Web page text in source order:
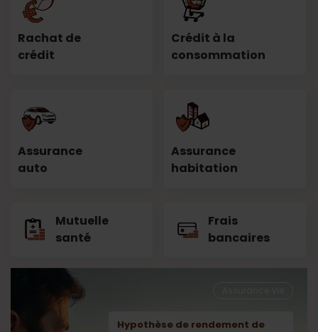
Rachat de
crédit
Crédit à la
consommation
Assurance
auto
Assurance
habitation
Mutuelle
santé
Frais
bancaires
Hypothèse de rendement de